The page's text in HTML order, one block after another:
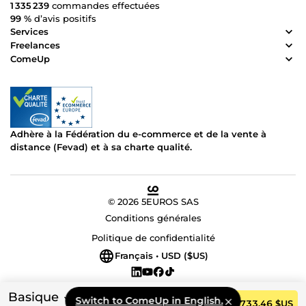
Basique Commander 733,46 $US
haute résolution pour le nettoyer et le vectoriser.
Switch to ComeUp in English.
1 335 239 commandes effectuées
99 % d’avis positifs
Services
Freelances
ComeUp
Adhère à la Fédération du e-commerce et de la vente à
distance (Fevad) et à sa charte qualité.
© 2026 5EUROS SAS
Conditions générales
Politique de confidentialité
Français • USD ($US)